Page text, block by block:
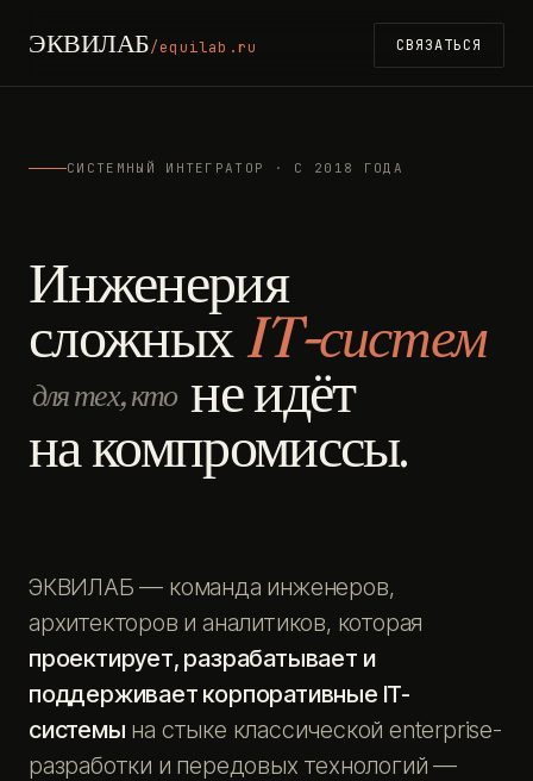
ЭКВИЛАБ/equilab.ru СВЯЗАТЬСЯ
СИСТЕМНЫЙ ИНТЕГРАТОР · С 2018 ГОДА
Инженерия
сложныхIT-систем
для тех, кто не идёт
на компромиссы.
ЭКВИЛАБ — команда инженеров,
архитекторов и аналитиков, которая
проектирует, разрабатывает и
поддерживает корпоративные IT-
системы на стыке классической enterprise-
разработки и передовых технологий —